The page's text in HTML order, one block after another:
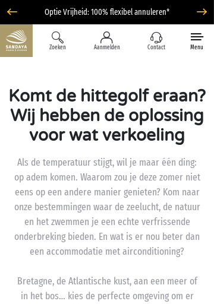
Optie Vrijheid: 100% flexibel annuleren*
Zoeken Aanmelden Contact Menu
Komt de hittegolf eraan?
Wij hebben de oplossing
voor wat verkoeling
Als de temperatuur stijgt, wil je maar één ding:
op adem komen. Waarom zou je deze zomer niet
eens op een andere manier genieten? Kom naar
onze bestemmingen waar de zeelucht, de natuur
en het zwemmen je een echte verfrissende
onderbreking bieden. En wat is er nou beter dan
een accommodatie met airconditioning?
Bretagne, de Atlantische kust, aan een meer of
in het bos… kies de perfecte omgeving om er